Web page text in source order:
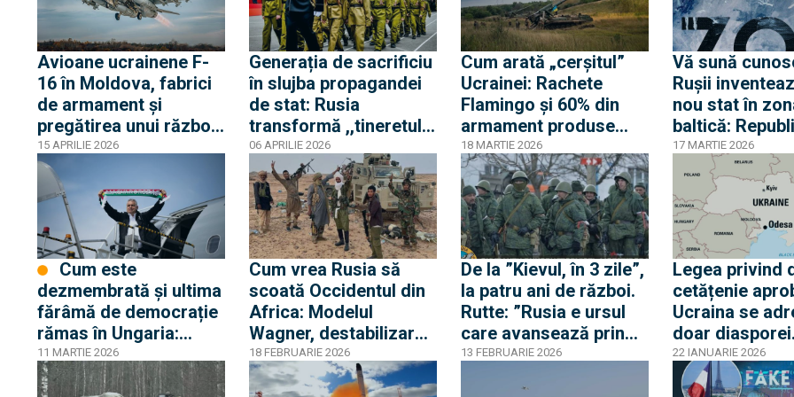
Avioane ucrainene F-
16 în Moldova, fabrici
de armament și
pregătirea unui război
cu Rusia: De ce e
Armata Națională țintă
preferată a fake news-
15 APRILIE 2026
Generația de sacrificiu
în slujba propagandei
de stat: Rusia
transformă ,,tineretul
paramilitar'' în agenți
de influență în mediul
digital
06 APRILIE 2026
Cum arată „cerșitul”
Ucrainei: Rachete
Flamingo și 60% din
armament produse
intern. În România
securitatea e sabotată
din interior cu riscul de
a aduce Rusia la
graniță
18 MARTIE 2026
Vă sună
Rușii
nou stat în
baltică:
Populară Narva
17 MARTIE 2026
dezmembrată şi ultima
fărâmă de democrație
rămas în Ungaria:
Maşina de propagandă
a Rusiei pune umărul la
11 MARTIE 2026
Cum vrea Rusia să
scoată Occidentul din
Africa: Modelul
Wagner, destabilizare
sau dezinformare
18 FEBRUARIE 2026
De la ”Kievul, în 3 zile”,
la patru ani de război.
Rutte: ”Rusia e ursul
care avansează prin
Ucraina cu viteza
13 FEBRUARIE 2026
Legea privind
cetățenie
Ucraina se
doar diasporei
ucrainene
22 IANUARIE 2026